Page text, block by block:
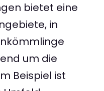
bietet eine
in
um die
Beispiel ist